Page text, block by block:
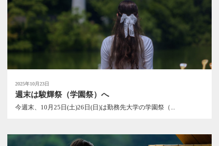
2025年10月23日
週末は駿輝祭（学園祭）へ
今週末、10月25日(土)26日(日)は勤務先大学の学園祭（...